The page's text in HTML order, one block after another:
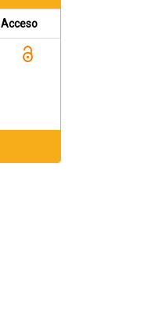
Acceso